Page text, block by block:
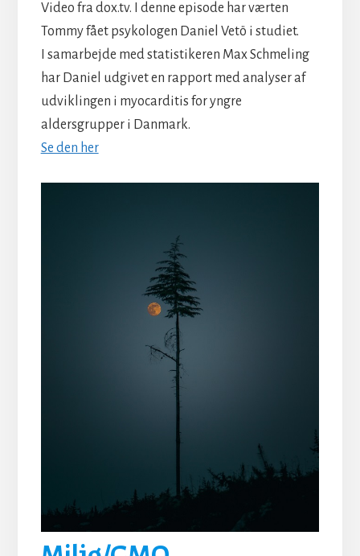
Video fra dox.tv. I denne episode har værten
Tommy fået psykologen Daniel Vetö i studiet.
I samarbejde med statistikeren Max Schmeling
har Daniel udgivet en rapport med analyser af
udviklingen i myocarditis for yngre
aldersgrupper i Danmark.
Se den her